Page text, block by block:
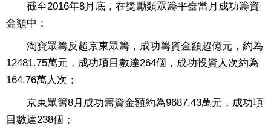
截至2016年8月底，在獎勵類眾籌平臺當月成功籌資
金額中：
淘寶眾籌反超京東眾籌，成功籌資金額超億元，約為
12481.75萬元，成功項目數達264個，成功投資人次約為
164.76萬人次；
京東眾籌8月成功籌資金額約為9687.43萬元，成功項
目數達238個；